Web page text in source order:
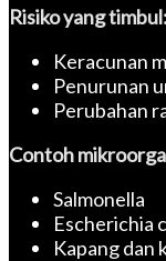
Risiko yang timbul:
Keracunan
Penurunan
Perubahan
Contoh
Salmonella
Escherichia
Kapang dan